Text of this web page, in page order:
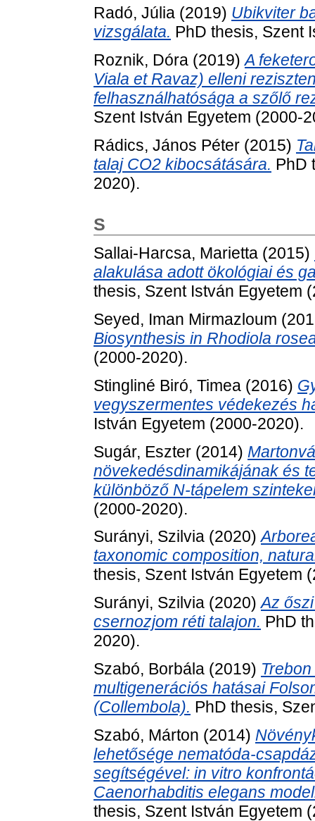
Radó, Júlia (2019) Ubikviter
vizsgálata. PhD thesis, Szent
Roznik, Dóra (2019)A
Viala et Ravaz) elleni
felhasználhatósága a szőlő
Szent István Egyetem (2000-
Rádics, János Péter (2015)
talaj CO2 kibocsátására. PhD
2020).
S
Sallai-Harcsa, Marietta (2015)
alakulása adott ökológiai és
thesis, Szent István Egyetem
Seyed, Iman Mirmazloum
Biosynthesis in Rhodiola
(2000-2020).
Stingliné Biró, Timea (2016)
vegyszermentes védekezés
István Egyetem (2000-2020).
Sugár, Eszter (2014)
növekedésdinamikájának és
különböző N-tápelem
(2000-2020).
Surányi, Szilvia (2020)
taxonomic composition,
thesis, Szent István Egyetem
Surányi, Szilvia (2020)Az
csernozjom réti talajon. PhD
2020).
Szabó, Borbála (2019)
multigenerációs hatásai
(Collembola). PhD thesis,
Szabó, Márton (2014)
lehetősége nematóda-
segítségével: in vitro
Caenorhabditis elegans
thesis, Szent István Egyetem